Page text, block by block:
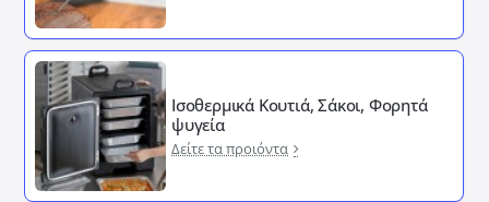
Ισοθερμικά Κουτιά, Σάκοι, Φορητά
ψυγεία
Δείτε τα προιόντα